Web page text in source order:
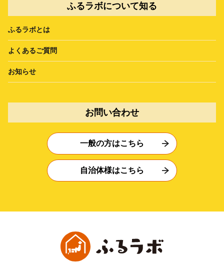
ふるラボについて知る
ふるラボとは
よくあるご質問
お知らせ
お問い合わせ
一般の方はこちら
自治体様はこちら